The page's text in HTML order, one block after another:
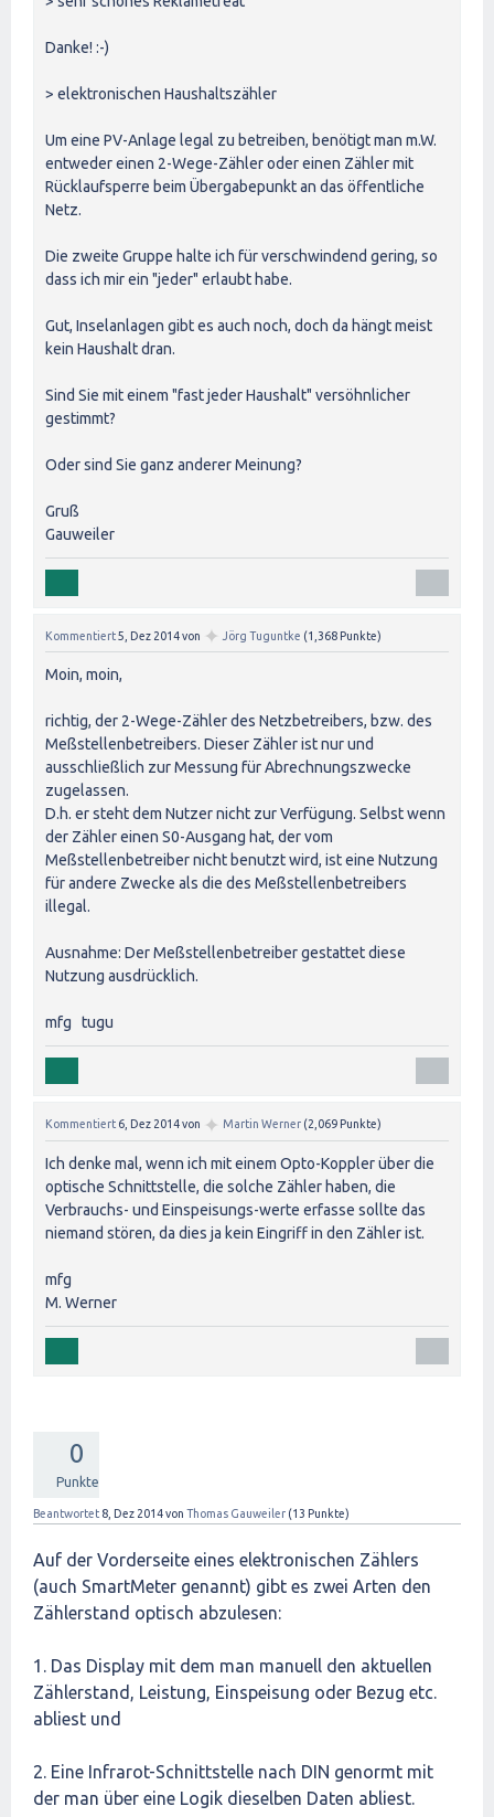
Danke! :-)
> elektronischen Haushaltszähler
Um eine PV-Anlage legal zu betreiben, benötigt man m.W.
entweder einen 2-Wege-Zähler oder einen Zähler mit
Rücklaufsperre beim Übergabepunkt an das öffentliche
Netz.
Die zweite Gruppe halte ich für verschwindend gering, so
dass ich mir ein "jeder" erlaubt habe.
Gut, Inselanlagen gibt es auch noch, doch da hängt meist
kein Haushalt dran.
Sind Sie mit einem "fast jeder Haushalt" versöhnlicher
gestimmt?
Oder sind Sie ganz anderer Meinung?
Gruß
Gauweiler
Kommentiert5, Dez 2014von ✦ Jörg Tuguntke (1,368 Punkte)
Moin, moin,
richtig, der 2-Wege-Zähler des Netzbetreibers, bzw. des
Meßstellenbetreibers. Dieser Zähler ist nur und
ausschließlich zur Messung für Abrechnungszwecke
zugelassen.
D.h. er steht dem Nutzer nicht zur Verfügung. Selbst wenn
der Zähler einen S0-Ausgang hat, der vom
Meßstellenbetreiber nicht benutzt wird, ist eine Nutzung
für andere Zwecke als die des Meßstellenbetreibers
illegal.
Ausnahme: Der Meßstellenbetreiber gestattet diese
Nutzung ausdrücklich.
mfg tugu
Kommentiert 6, Dez 2014von ✦ Martin Werner (2,069 Punkte)
Ich denke mal, wenn ich mit einem Opto-Koppler über die
optische Schnittstelle, die solche Zähler haben, die
Verbrauchs- und Einspeisungs-werte erfasse sollte das
niemand stören, da dies ja kein Eingriff in den Zähler ist.
mfg
M. Werner
0
Punkte
Beantwortet 8, Dez 2014von Thomas Gauweiler (13 Punkte)
Auf der Vorderseite eines elektronischen Zählers
(auch SmartMeter genannt) gibt es zwei Arten den
Zählerstand optisch abzulesen:
1. Das Display mit dem man manuell den aktuellen
Zählerstand, Leistung, Einspeisung oder Bezug etc.
abliest und
2. Eine Infrarot-Schnittstelle nach DIN genormt mit
der man über eine Logik dieselben Daten abliest.